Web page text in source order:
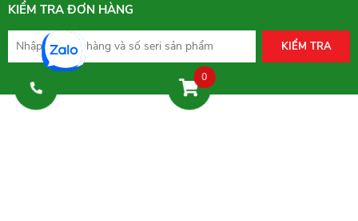
KIỂM TRA ĐƠN HÀNG
KIỂM TRA
0